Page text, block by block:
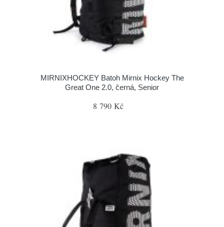
MIRNIXHOCKEY Batoh Mirnix Hockey The
Great One 2.0, černá, Senior
8 790 Kč